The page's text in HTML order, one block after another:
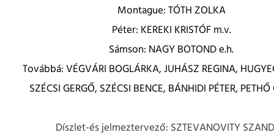
Montague: TÓTH ZOLKA
Péter: KEREKI KRISTÓF m.v.
Sámson: NAGY BOTOND e.h.
Továbbá: VÉGVÁRI BOGLÁRKA, JUHÁSZ REGINA,
SZÉCSI GERGŐ, SZÉCSI BENCE, BÁNHIDI PÉTER, PETHŐ
Díszlet-és jelmeztervező: SZTEVANOVITY